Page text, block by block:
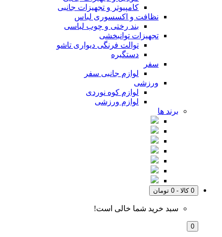
کامپیوتر و تجهیزات جانبی
نظافت و اکسسوری لباس
بند رختی و چوب لباسی
تجهیزات توانبخشی
توالت فرنگی دیواری تاشو
دستگیره
سفر
لوازم جانبی سفر
ورزشی
لوازم کوه نوردی
لوازم ورزشی
برند ها
0 کالا - 0 تومان
سبد خرید شما خالی است!
0